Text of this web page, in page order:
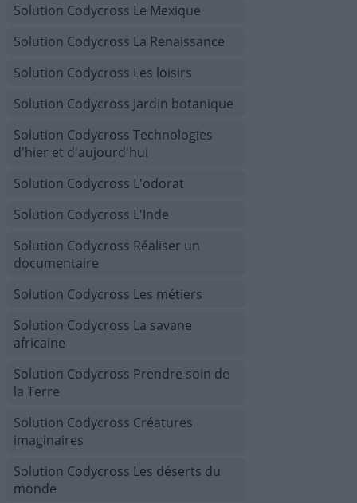
Solution Codycross Le Mexique
Solution Codycross La Renaissance
Solution Codycross Les loisirs
Solution Codycross Jardin botanique
Solution Codycross Technologies
d'hier et d'aujourd'hui
Solution Codycross L'odorat
Solution Codycross L'Inde
Solution Codycross Réaliser un
documentaire
Solution Codycross Les métiers
Solution Codycross La savane
africaine
Solution Codycross Prendre soin de
la Terre
Solution Codycross Créatures
imaginaires
Solution Codycross Les déserts du
monde